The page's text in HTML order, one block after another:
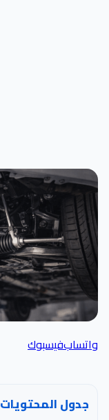
واتسابفيسبوك
جدول المحتويات